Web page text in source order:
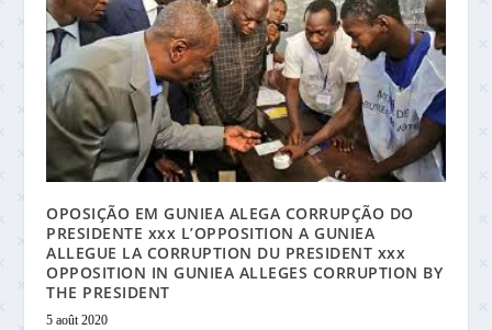
OPOSIÇÃO EM GUNIEA ALEGA CORRUPÇÃO DO
PRESIDENTE xxx L’OPPOSITION A GUNIEA
ALLEGUE LA CORRUPTION DU PRESIDENT xxx
OPPOSITION IN GUNIEA ALLEGES CORRUPTION BY
THE PRESIDENT
5 août 2020